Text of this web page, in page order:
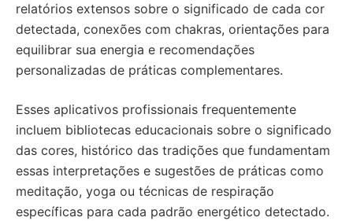
relatórios extensos sobre o significado de cada cor
detectada, conexões com chakras, orientações para
equilibrar sua energia e recomendações
personalizadas de práticas complementares.
Esses aplicativos profissionais frequentemente
incluem bibliotecas educacionais sobre o significado
das cores, histórico das tradições que fundamentam
essas interpretações e sugestões de práticas como
meditação, yoga ou técnicas de respiração
específicas para cada padrão energético detectado.